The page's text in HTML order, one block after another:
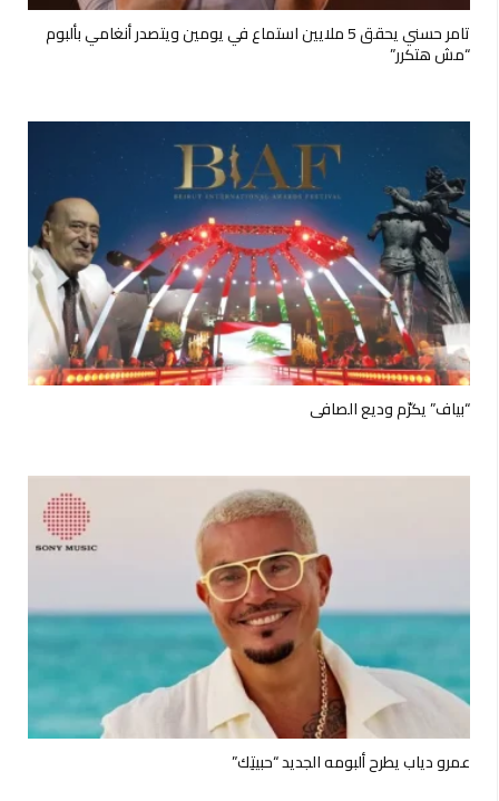
تامر حسني يحقق 5 ملايين استماع في يومين ويتصدر أنغامي بألبوم
“مش هتكرر”
“بياف” يكرّم وديع الصافي
عمرو دياب يطرح ألبومه الجديد “حبيتِك”